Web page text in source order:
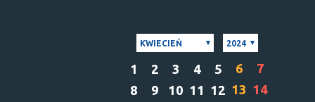
KWIECIEŃ 2024
1 2 3 4 5 6
7
8
9 10 11 12 13 14